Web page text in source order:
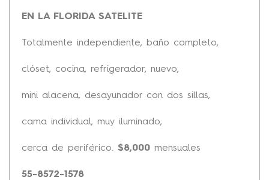
EN LA FLORIDA SATELITE
Totalmente independiente, baño completo,
clóset, cocina, refrigerador, nuevo,
mini alacena, desayunador con dos sillas,
cama individual, muy iluminado,
cerca de periférico. $8,000 mensuales
55-8572-1578